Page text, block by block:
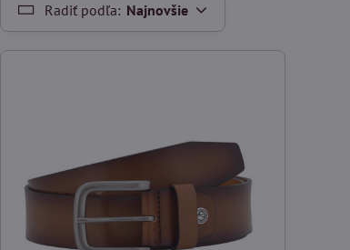
Radiť podľa: Najnovšie